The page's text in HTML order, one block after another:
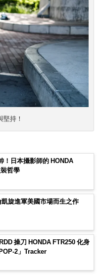
堅持！
！日本攝影師的 HONDA
哲學
旋進軍美國市場而生之作
操刀 HONDA FTR250 化身
2」Tracker